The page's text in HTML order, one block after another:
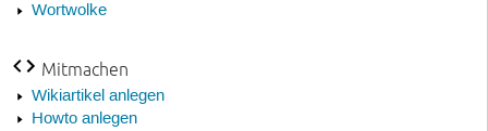
Wortwolke
Mitmachen
Wikiartikel anlegen
Howto anlegen